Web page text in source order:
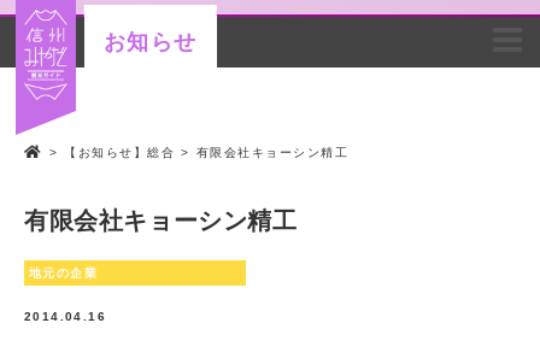
お知らせ
> 【お知らせ】総合 > 有限会社キョーシン精工
有限会社キョーシン精工
地元の企業
2014.04.16